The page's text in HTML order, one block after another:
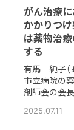
#かかりつけ
#コミュニケ
#病院
#病
がん治療
かかりつ
は薬物治
する
有馬 純子（
市立病院の
剤師会の会
2025.07.11